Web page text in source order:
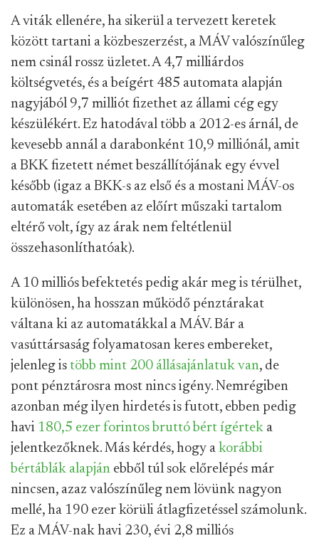
A viták ellenére, ha sikerül a tervezett keretek
között tartani a közbeszerzést, a MÁV valószínűleg
nem csinál rossz üzletet. A 4,7 milliárdos
költségvetés, és a beígért 485 automata alapján
nagyjából 9,7 milliót fizethet az állami cég egy
készülékért. Ez hatodával több a 2012-es árnál, de
kevesebb annál a darabonként 10,9 milliónál, amit
a BKK fizetett német beszállítójának egy évvel
később (igaz a BKK-s az első és a mostani MÁV-os
automaták esetében az előírt műszaki tartalom
eltérő volt, így az árak nem feltétlenül
összehasonlíthatóak).
A 10 milliós befektetés pedig akár meg is térülhet,
különösen, ha hosszan működő pénztárakat
váltana ki az automatákkal a MÁV. Bár a
vasúttársaság folyamatosan keres embereket,
jelenleg is több mint 200 állásajánlatuk van, de
pont pénztárosra most nincs igény. Nemrégiben
azonban még ilyen hirdetés is futott, ebben pedig
havi 180,5 ezer forintos bruttó bért ígértek a
jelentkezőknek. Más kérdés, hogy a korábbi
bértáblák alapján ebből túl sok előrelépés már
nincsen, azaz valószínűleg nem lövünk nagyon
mellé, ha 190 ezer körüli átlagfizetéssel számolunk.
Ez a MÁV-nak havi 230, évi 2,8 milliós